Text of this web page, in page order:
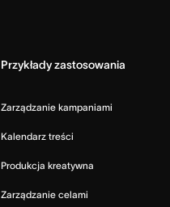
Przykłady zastosowania
Zarządzanie kampaniami
Kalendarz treści
Produkcja kreatywna
Zarządzanie celami